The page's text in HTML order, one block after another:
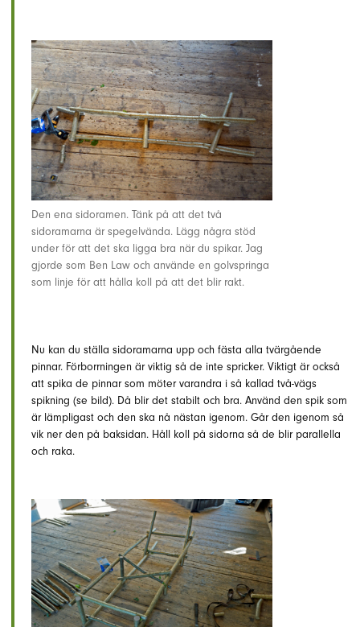
Den ena sidoramen. Tänk på att det två
sidoramarna är spegelvända. Lägg några stöd
under för att det ska ligga bra när du spikar. Jag
gjorde som Ben Law och använde en golvspringa
som linje för att hålla koll på att det blir rakt.
Nu kan du ställa sidoramarna upp och fästa alla tvärgående
pinnar. Förborrningen är viktig så de inte spricker. Viktigt är också
att spika de pinnar som möter varandra i så kallad två-vägs
spikning (se bild). Då blir det stabilt och bra. Använd den spik som
är lämpligast och den ska nå nästan igenom. Går den igenom så
vik ner den på baksidan. Håll koll på sidorna så de blir parallella
och raka.